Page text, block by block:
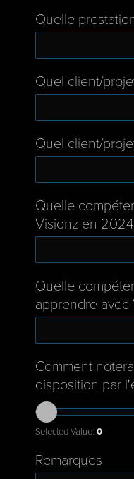
Quelle
Quel client/
Quel client/
Quelle
Visionz en 2024
Quelle
apprendre
Comment
disposition par
Selected Value: 0
Remarques